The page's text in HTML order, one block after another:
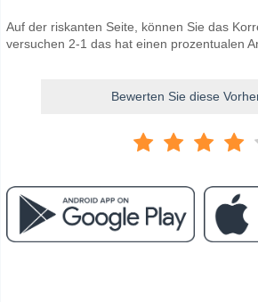
Auf der riskanten Seite, können Sie das
versuchen 2-1 das hat einen prozentualen
Bewerten Sie diese